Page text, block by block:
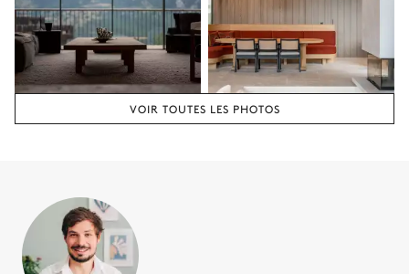
Chambre 2
Lit double inséparable
200x200
Baignoire
Douche à l'italienne
VOIR TOUTES LES PHOTOS